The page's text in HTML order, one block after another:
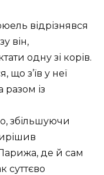
відрізнявся
він,
одну зі корів.
що з’їв у неї
разом із
збільшуючи
де й сам
суттєво